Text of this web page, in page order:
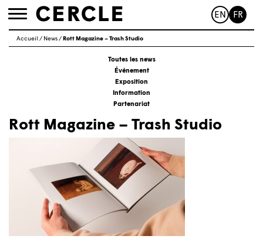
Toggle
EN FR
Accueil / News/ Rott Magazine – Trash Studio
Toutes les news
Événement
Exposition
Information
Partenariat
Rott Magazine – Trash Studio